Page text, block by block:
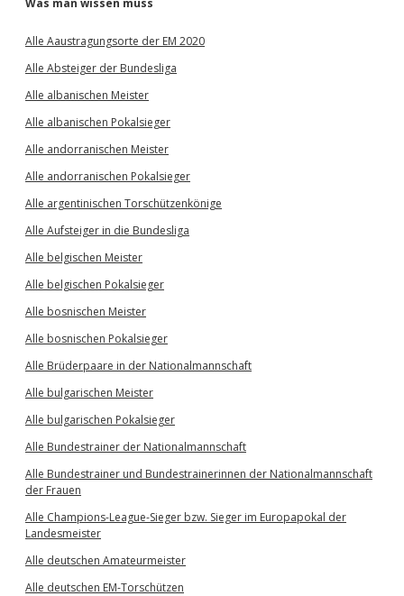
Was man wissen muss
Alle Aaustragungsorte der EM 2020
Alle Absteiger der Bundesliga
Alle albanischen Meister
Alle albanischen Pokalsieger
Alle andorranischen Meister
Alle andorranischen Pokalsieger
Alle argentinischen Torschützenkönige
Alle Aufsteiger in die Bundesliga
Alle belgischen Meister
Alle belgischen Pokalsieger
Alle bosnischen Meister
Alle bosnischen Pokalsieger
Alle Brüderpaare in der Nationalmannschaft
Alle bulgarischen Meister
Alle bulgarischen Pokalsieger
Alle Bundestrainer der Nationalmannschaft
Alle Bundestrainer und Bundestrainerinnen der Nationalmannschaft
der Frauen
Alle Champions-League-Sieger bzw. Sieger im Europapokal der
Landesmeister
Alle deutschen Amateurmeister
Alle deutschen EM-Torschützen